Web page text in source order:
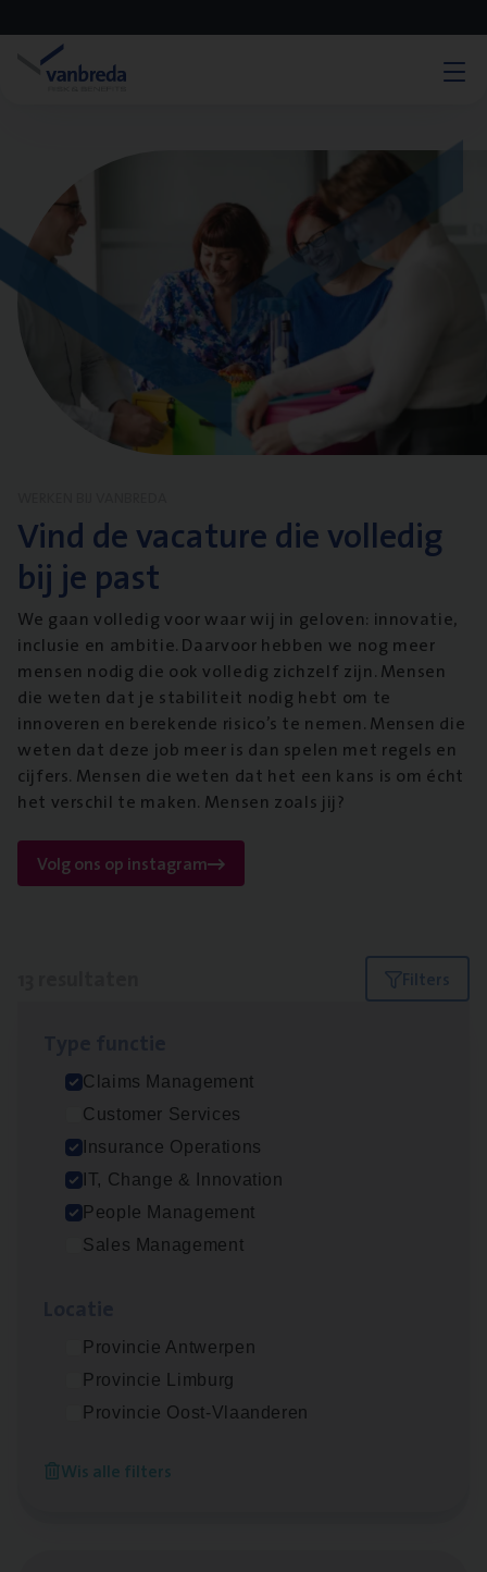
Vind de vacature die volledig
bij je past
We gaan volledig voor waar wij in geloven: innovatie,
inclusie en ambitie. Daarvoor hebben we nog meer
mensen nodig die ook volledig zichzelf zijn. Mensen
die weten dat je stabiliteit nodig hebt om te
innoveren en berekende risico’s te nemen. Mensen die
weten dat deze job meer is dan spelen met regels en
cijfers. Mensen die weten dat het een kans is om écht
het verschil te maken. Mensen zoals jij?
Volg ons op instagram
Filters
Claims Management
Customer Services
Insurance Operations
IT, Change & Innovation
People Management
Sales Management
Provincie Antwerpen
Provincie Limburg
Provincie Oost-Vlaanderen
Wis alle filters
Busi­ness Analyst
IT, Change & Innovation
Antwerpen
(Agi­le)IT Pro­ject Manager
Dos­sier­be­heer­der Gewaar­borgd Inkomen
Antwerpen